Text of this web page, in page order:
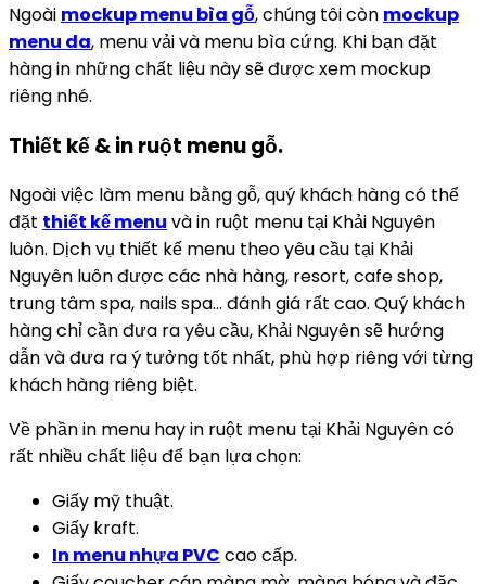
Ngoài mockup menu bìa gỗ, chúng tôi còn mockup
menu da, menu vải và menu bìa cứng. Khi bạn đặt
hàng in những chất liệu này sẽ được xem mockup
riêng nhé.
Thiết kế & in ruột menu gỗ.
Ngoài việc làm menu bằng gỗ, quý khách hàng có thể
đặt thiết kế menu và in ruột menu tại Khải Nguyên
luôn. Dịch vụ thiết kế menu theo yêu cầu tại Khải
Nguyên luôn được các nhà hàng, resort, cafe shop,
trung tâm spa, nails spa… đánh giá rất cao. Quý khách
hàng chỉ cần đưa ra yêu cầu, Khải Nguyên sẽ hướng
dẫn và đưa ra ý tưởng tốt nhất, phù hợp riêng với từng
khách hàng riêng biệt.
Về phần in menu hay in ruột menu tại Khải Nguyên có
rất nhiều chất liệu để bạn lựa chọn:
Giấy mỹ thuật.
Giấy kraft.
In menu nhựa PVC cao cấp.